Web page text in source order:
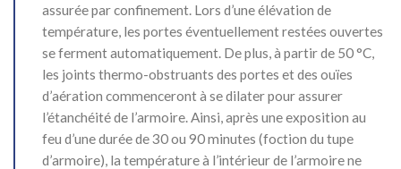
assurée par confinement. Lors d’une élévation de
température, les portes éventuellement restées ouvertes
se ferment automatiquement. De plus, à partir de 50 °C,
les joints thermo-obstruants des portes et des ouïes
d’aération commenceront à se dilater pour assurer
l’étanchéité de l’armoire. Ainsi, après une exposition au
feu d’une durée de 30 ou 90 minutes (foction du tupe
d’armoire), la température à l’intérieur de l’armoire ne